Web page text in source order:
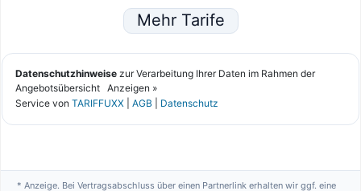
* Anzeige. Bei Vertragsabschluss über einen Partnerlink erhalten wir ggf. eine